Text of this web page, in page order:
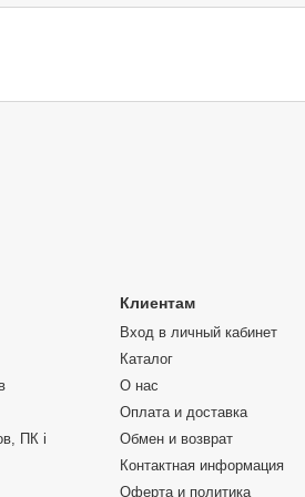
при достижении заданного
до 8 велосипедных шин или 43
и универсальный насос,
ПК і
Клиентам
Вход в личный кабинет
Каталог
О нас
Оплата и доставка
Обмен и возврат
Контактная информация
Оферта и политика